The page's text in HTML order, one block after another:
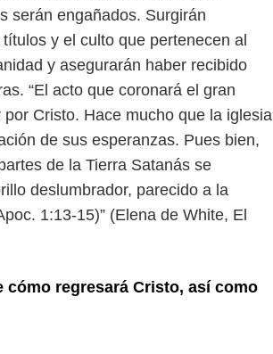
serán engañados. Surgirán
y el culto que pertenecen al
y asegurarán haber recibido
“El acto que coronará el gran
por Cristo. Hace mucho que la iglesia
de sus esperanzas. Pues bien,
de la Tierra Satanás se
deslumbrador, parecido a la
1:13-15)” (Elena de White, El
cómo regresará Cristo, así como